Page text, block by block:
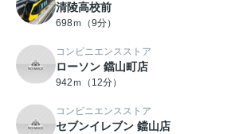
清陵高校前
698ｍ（9分）
コンビニエンスストア
ローソン 鐺山町店
942ｍ（12分）
コンビニエンスストア
セブンイレブン 鐺山店